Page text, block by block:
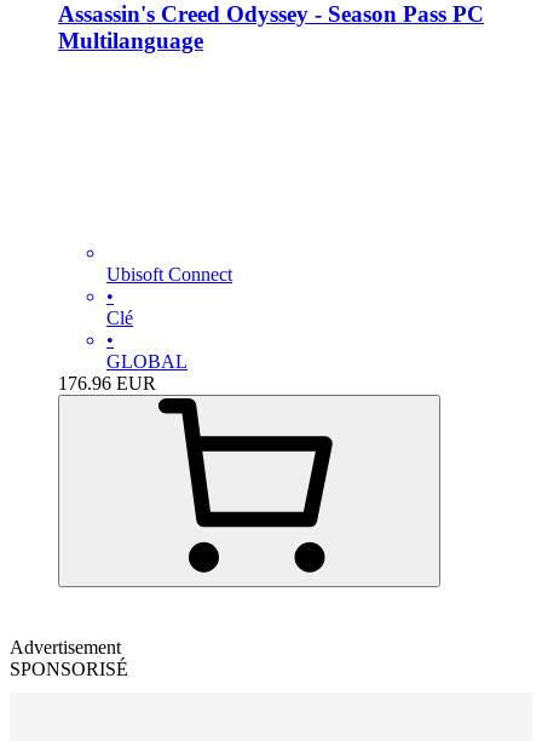
Assassin's Creed Odyssey - Season Pass PC
Multilanguage
Ubisoft Connect
•
Clé
•
GLOBAL
176.96 EUR
Advertisement
SPONSORISÉ